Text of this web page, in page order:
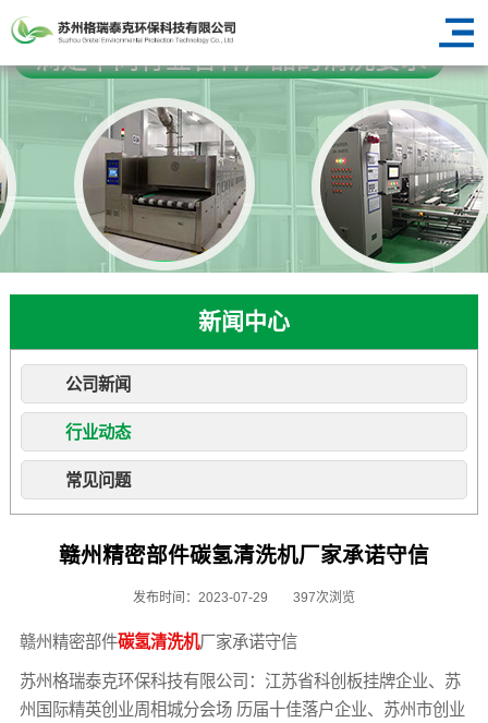
新闻中心
公司新闻
行业动态
常见问题
赣州精密部件碳氢清洗机厂家承诺守信
发布时间：2023-07-29 397次浏览
赣州精密部件碳氢清洗机厂家承诺守信
苏州格瑞泰克环保科技有限公司：江苏省科创板挂牌企业、苏
州国际精英创业周相城分会场 历届十佳落户企业、苏州市创业